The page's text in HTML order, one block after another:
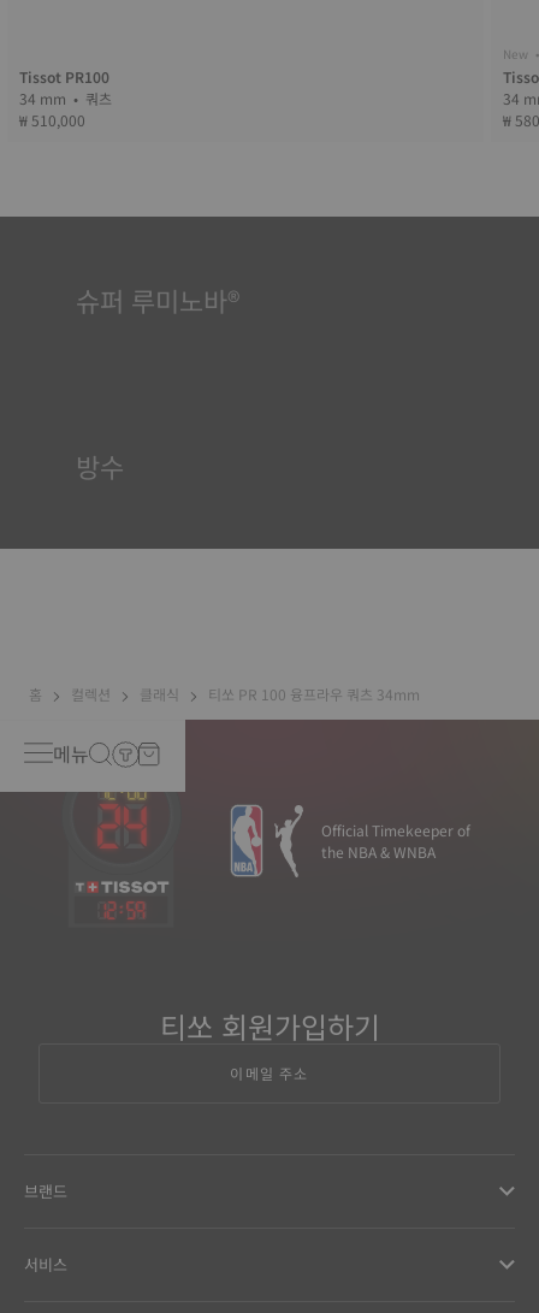
Tissot PR100
34 mm • 쿼츠
₩ 510,000
New
₩
슈퍼 루미노바®
방수
홈 컬렉션 클래식 티쏘 PR 100 융프라우 쿼츠 34mm
메뉴
12:59
Official Timekeeper of
the NBA & WNBA
티쏘 회원가입하기
이메일 주소
브랜드
서비스